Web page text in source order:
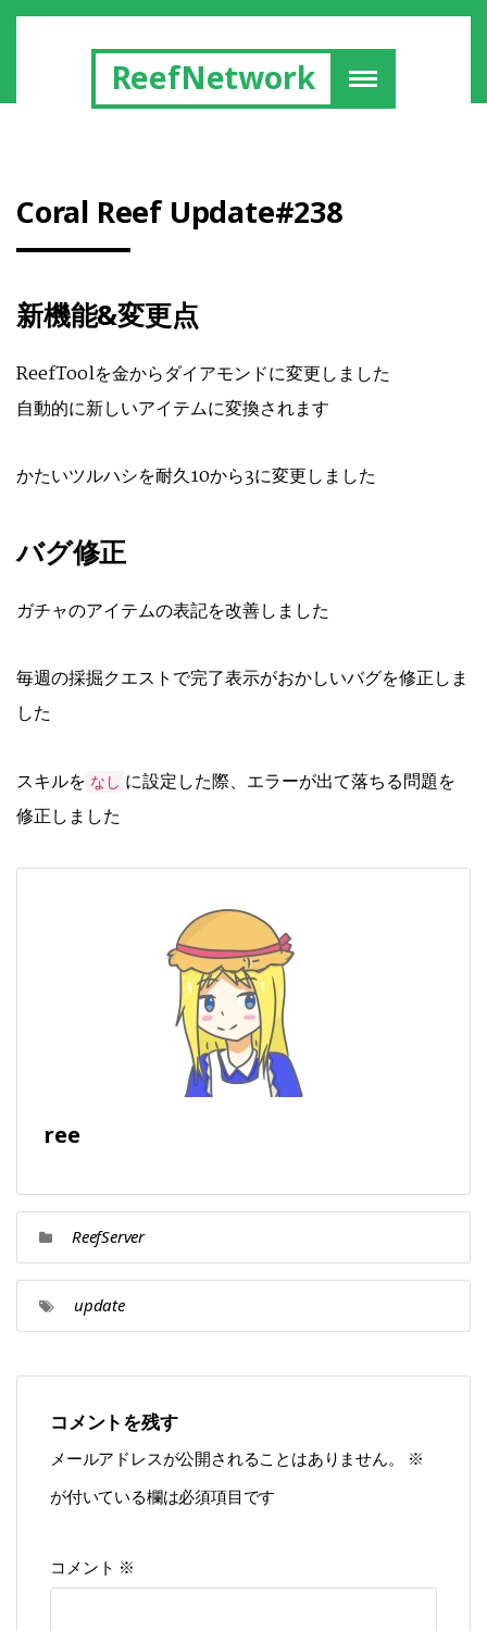
ReefNetwork
Coral Reef Update#238
新機能&変更点
ReefToolを金からダイアモンドに変更しました
自動的に新しいアイテムに変換されます
かたいツルハシを耐久10から3に変更しました
バグ修正
ガチャのアイテムの表記を改善しました
毎週の採掘クエストで完了表示がおかしいバグを修正しま
した
スキルを なし に設定した際、エラーが出て落ちる問題を
修正しました
ree
ReefServer
update
コメントを残す
メールアドレスが公開されることはありません。 ※
が付いている欄は必須項目です
コメント ※